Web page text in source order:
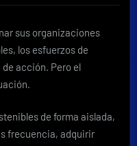
sus organizaciones
los esfuerzos de
acción. Pero el
de forma aislada,
frecuencia, adquirir